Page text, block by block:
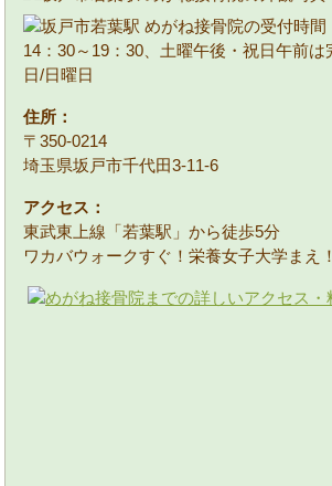
住所：
〒350-0214
埼玉県坂戸市千代田3-11-6
アクセス：
東武東上線「若葉駅」から徒歩5分
ワカバウォークすぐ！栄養女子大学まえ！